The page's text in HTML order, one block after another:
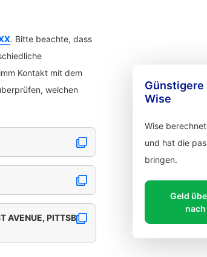
. Bitte beachte, dass
Kontakt mit dem
welchen
AVENUE, PITTSB
Günstigere
Wise
Wise
und hat die
bringen.
Geld
nach